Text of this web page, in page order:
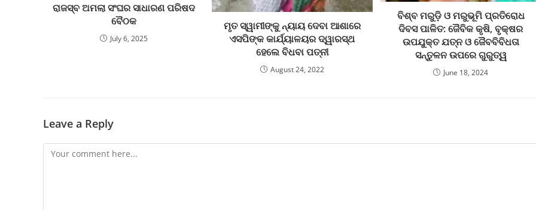
ରାଜସ୍ବ ଅମଲା ସଂଘର ସାଧାରଣ ପରିଷଦ
ବୈଠକ
July 6, 2025
ମୃତ ସ୍ୱାମୀଙ୍କୁ ନ୍ୟାୟ ଦେବା ଆଶାରେ
ଏସପିଙ୍କ କାର୍ଯ୍ୟାଳୟର ଦ୍ୱାରସ୍ଥ
ହେଲେ ବିଧବା ପତ୍ନୀ
August 24, 2022
ବିଶ୍ବ ମରୁଡ଼ି ଓ ମରୁଭୂମି ପ୍ରତିରୋଧ
ଦିବସ ପାଳିତ: ଜୈବିକ କୃଷି, ବୃକ୍ଷର
ଉପଯୁକ୍ତ ଯତ୍ନ ଓ ଜୈବବିବିଧତା
ସନ୍ତୁଳନ ଉପରେ ଗୁରୁତ୍ୱ
June 18, 2024
Leave a Reply